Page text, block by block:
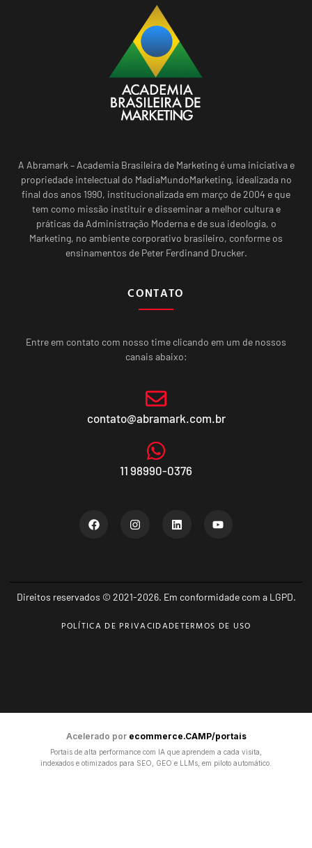
A Abramark – Academia Brasileira de Marketing é uma iniciativa e
propriedade intelectual do MadiaMundoMarketing, idealizada no
final dos anos 1990, institucionalizada em março de 2004 e que
tem como missão instituir e disseminar a melhor cultura e
práticas da Administração Moderna e de sua ideologia, o
Marketing, no ambiente corporativo brasileiro, conforme os
ensinamentos de Peter Ferdinand Drucker.
CONTATO
Entre em contato com nosso time clicando em um de nossos
canais abaixo:
contato@abramark.com.br
11 98990-0376
Direitos reservados © 2021-2026. Em conformidade com a LGPD.
POLÍTICA DE PRIVACIDADETERMOS DE USO
Acelerado por ecommerce.CAMP/portais
Portais de alta performance com IA que aprendem a cada visita,
indexados e otimizados para SEO, GEO e LLMs, em piloto automático.